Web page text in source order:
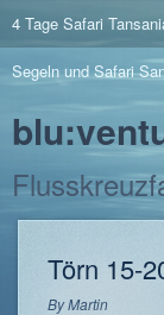
4 Tage Safari
Segeln und Safari
Törn 15-
ByMartin